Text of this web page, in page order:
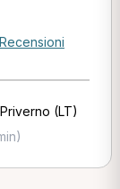
(LT)